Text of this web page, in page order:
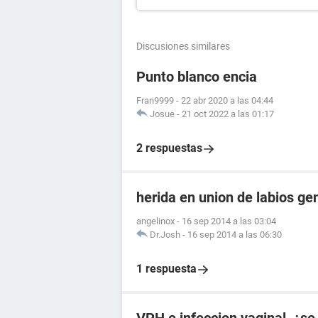
Discusiones similares
Punto blanco encia
Fran9999 - 22 abr 2020 a las 04:44
Josue - 21 oct 2022 a las 01:17
2 respuestas
herida en union de labios
angelinox - 16 sep 2014 a las 03:04
Dr.Josh - 16 sep 2014 a las 06:30
1 respuesta